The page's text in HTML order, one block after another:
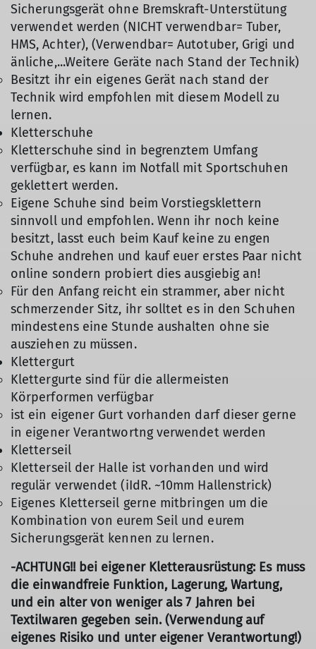
Sicherungsgerät ohne Bremskraft-Unterstütung
verwendet werden (NICHT verwendbar= Tuber,
HMS, Achter), (Verwendbar= Autotuber, Grigi und
änliche,...Weitere Geräte nach Stand der Technik)
Besitzt ihr ein eigenes Gerät nach stand der
Technik wird empfohlen mit diesem Modell zu
lernen.
Kletterschuhe
Kletterschuhe sind in begrenztem Umfang
verfügbar, es kann im Notfall mit Sportschuhen
geklettert werden.
Eigene Schuhe sind beim Vorstiegsklettern
sinnvoll und empfohlen. Wenn ihr noch keine
besitzt, lasst euch beim Kauf keine zu engen
Schuhe andrehen und kauf euer erstes Paar nicht
online sondern probiert dies ausgiebig an!
Für den Anfang reicht ein strammer, aber nicht
schmerzender Sitz, ihr solltet es in den Schuhen
mindestens eine Stunde aushalten ohne sie
ausziehen zu müssen.
Klettergurt
Klettergurte sind für die allermeisten
Körperformen verfügbar
ist ein eigener Gurt vorhanden darf dieser gerne
in eigener Verantwortng verwendet werden
Kletterseil
Kletterseil der Halle ist vorhanden und wird
regulär verwendet (iIdR. ~10mm Hallenstrick)
Eigenes Kletterseil gerne mitbringen um die
Kombination von eurem Seil und eurem
Sicherungsgerät kennen zu lernen.
-ACHTUNG!! bei eigener Kletterausrüstung: Es muss
die einwandfreie Funktion, Lagerung, Wartung,
und ein alter von weniger als 7 Jahren bei
Textilwaren gegeben sein. (Verwendung auf
eigenes Risiko und unter eigener Verantwortung!)